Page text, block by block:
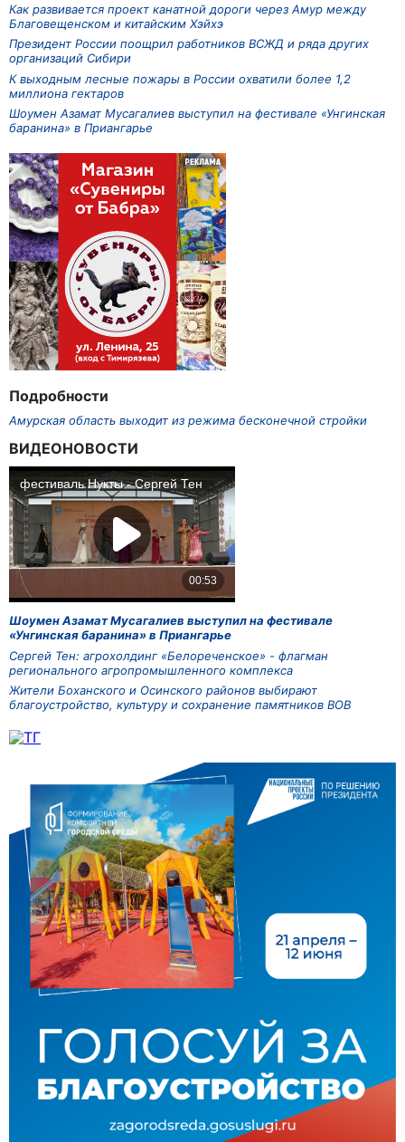
Как развивается проект канатной дороги через Амур между
Благовещенском и китайским Хэйхэ
Президент России поощрил работников ВСЖД и ряда других
организаций Сибири
К выходным лесные пожары в России охватили более 1,2
миллиона гектаров
Шоумен Азамат Мусагалиев выступил на фестивале «Унгинская
баранина» в Приангарье
Подробности
Амурская область выходит из режима бесконечной стройки
ВИДЕОНОВОСТИ
Шоумен Азамат Мусагалиев выступил на фестивале
«Унгинская баранина» в Приангарье
Сергей Тен: агрохолдинг «Белореченское» - флагман
регионального агропромышленного комплекса
Жители Боханского и Осинского районов выбирают
благоустройство, культуру и сохранение памятников ВОВ